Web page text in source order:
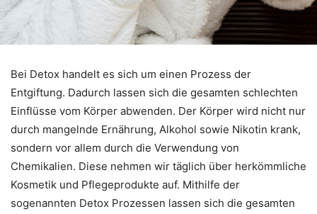
Bei Detox handelt es sich um einen Prozess der
Entgiftung. Dadurch lassen sich die gesamten schlechten
Einflüsse vom Körper abwenden. Der Körper wird nicht nur
durch mangelnde Ernährung, Alkohol sowie Nikotin krank,
sondern vor allem durch die Verwendung von
Chemikalien. Diese nehmen wir täglich über herkömmliche
Kosmetik und Pflegeprodukte auf. Mithilfe der
sogenannten Detox Prozessen lassen sich die gesamten